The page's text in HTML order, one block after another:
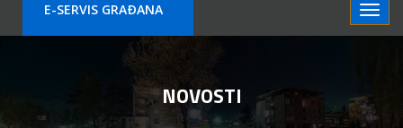
E-SERVIS GRAÐANA
NOVOSTI